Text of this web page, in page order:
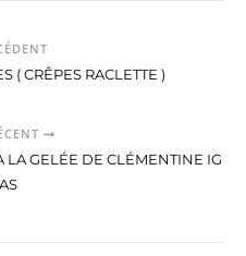
( CRÊPES RACLETTE )
LA GELÉE DE CLÉMENTINE IG